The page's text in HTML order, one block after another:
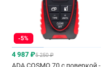
-5%
4 987 ₽5 250 ₽